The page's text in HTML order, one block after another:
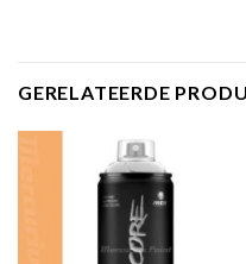
GERELATEERDE